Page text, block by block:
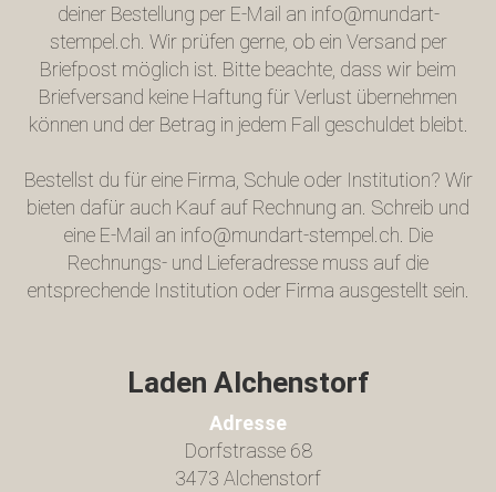
deiner Bestellung per E-Mail an info@mundart-
stempel.ch . Wir prüfen gerne, ob ein Versand per
Briefpost möglich ist. Bitte beachte, dass wir beim
Briefversand keine Haftung für Verlust übernehmen
können und der Betrag in jedem Fall geschuldet bleibt.
Bestellst du für eine Firma, Schule oder Institution? Wir
bieten dafür auch Kauf auf Rechnung an. Schreib und
eine E-Mail an info@mundart-stempel.ch. Die
Rechnungs- und Lieferadresse muss auf die
entsprechende Institution oder Firma ausgestellt sein.
Laden Alchenstorf
Adresse
Dorfstrasse 68
3473 Alchenstorf